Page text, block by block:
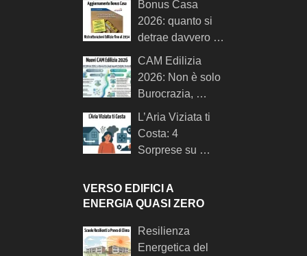
Bonus Casa
2026: quanto si
detrae davvero …
CAM Edilizia
2026: Non è solo
Burocrazia, …
L’Aria Viziata ti
Costa: 4
Sorprese su …
VERSO EDIFICI A
ENERGIA QUASI ZERO
Resilienza
Energetica del